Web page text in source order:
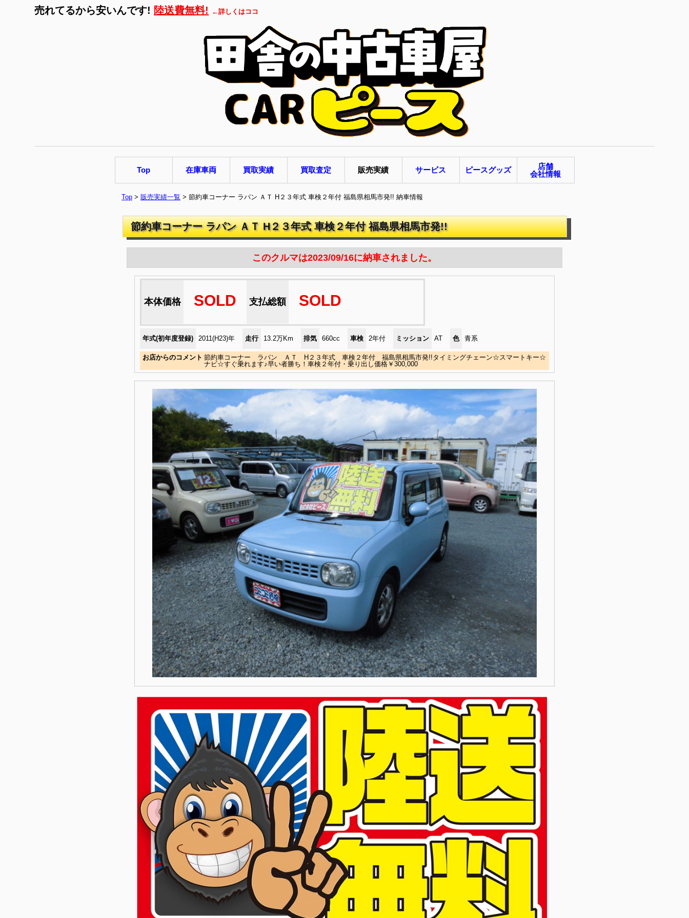
売れてるから安いんです! 陸送費無料! ←詳しくはココ
Top 在庫車両 買取実績 買取査定 販売実績 サービス ピースグッズ
店舗
会社情報
Top > 販売実績一覧 > 節約車コーナー ラパン ＡＴ H２３年式 車検２年付 福島県相馬市発!! 納車情報
節約車コーナー ラパン ＡＴ H２３年式 車検２年付 福島県相馬市発!!
このクルマは2023/09/16に納車されました。
本体価格 SOLD 支払総額 SOLD
年式(初年度登録) 2011(H23)年 走行 13.2万Km 排気 660cc 車検 2年付 ミッション AT 色 青系
お店からのコメント 節約車コーナー ラパン ＡＴ H２３年式 車検２年付 福島県相馬市発!!タイミングチェーン☆スマートキー☆
ナビ☆すぐ乗れます♪早い者勝ち！車検２年付・乗り出し価格￥300,000